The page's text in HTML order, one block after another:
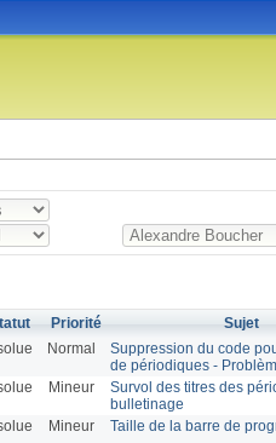
Priorité Sujet
Normal
Suppression du code
de périodiques -
Mineur
Survol des titres des
bulletinage
Mineur Taille de la barre de